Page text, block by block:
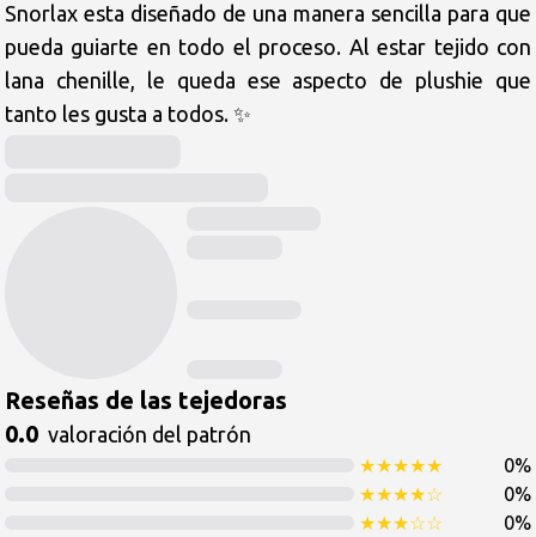
Snorlax esta diseñado de una manera sencilla para que
pueda guiarte en todo el proceso. Al estar tejido con
lana chenille, le queda ese aspecto de plushie que
tanto les gusta a todos. ✨️
Reseñas de las tejedoras
0.0 valoración del patrón
★★★★★ 0%
★★★★☆ 0%
★★★☆☆ 0%